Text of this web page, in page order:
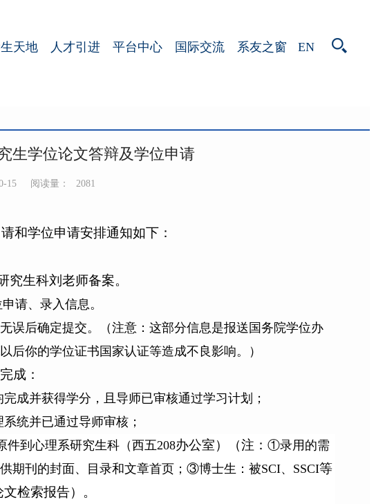
天地 人才引进 平台中心 国际交流 系友之窗 EN
生学位论文答辩及学位申请
15 阅读量： 2081
和学位申请安排通知如下：
究生科刘老师备案。
请、录入信息。
误后确定提交。（注意：这部分信息是报送国务院学位办
后你的学位证书国家认证等造成不良影响。）
成：
成并获得学分，且导师已审核通过学习计划；
统并已通过导师审核；
件到心理系研究生科（西五208办公室）（注： ①录用的需
期刊的封面、目录和文章首页；③博士生：被SCI、SSCI等
检索报告）。